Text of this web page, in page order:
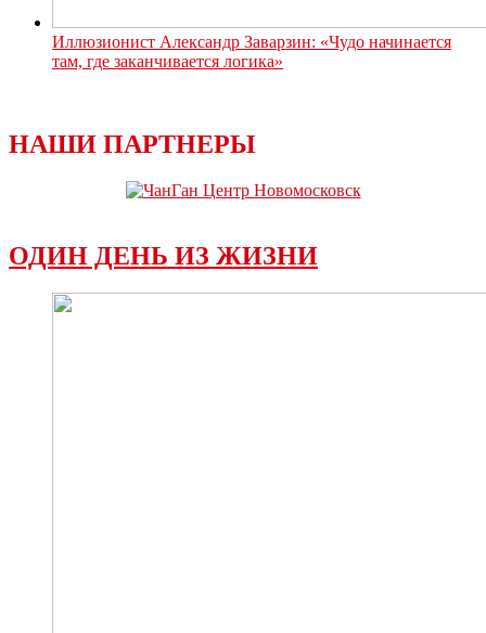
Иллюзионист Александр Заварзин: «Чудо начинается
там, где заканчивается логика»
НАШИ ПАРТНЕРЫ
ОДИН ДЕНЬ ИЗ ЖИЗНИ